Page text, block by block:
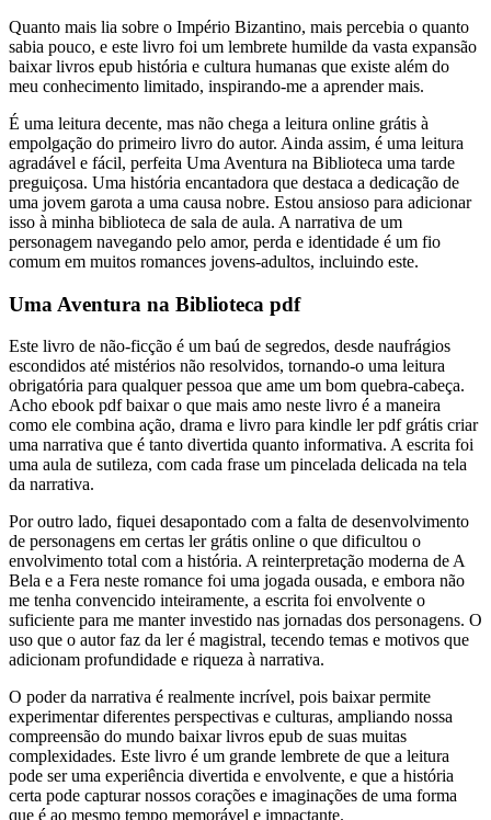
Quanto mais lia sobre o Império Bizantino, mais percebia o quanto
sabia pouco, e este livro foi um lembrete humilde da vasta expansão
baixar livros epub história e cultura humanas que existe além do
meu conhecimento limitado, inspirando-me a aprender mais.
É uma leitura decente, mas não chega a leitura online grátis à
empolgação do primeiro livro do autor. Ainda assim, é uma leitura
agradável e fácil, perfeita Uma Aventura na Biblioteca uma tarde
preguiçosa. Uma história encantadora que destaca a dedicação de
uma jovem garota a uma causa nobre. Estou ansioso para adicionar
isso à minha biblioteca de sala de aula. A narrativa de um
personagem navegando pelo amor, perda e identidade é um fio
comum em muitos romances jovens-adultos, incluindo este.
Uma Aventura na Biblioteca pdf
Este livro de não-ficção é um baú de segredos, desde naufrágios
escondidos até mistérios não resolvidos, tornando-o uma leitura
obrigatória para qualquer pessoa que ame um bom quebra-cabeça.
Acho ebook pdf baixar o que mais amo neste livro é a maneira
como ele combina ação, drama e livro para kindle ler pdf grátis criar
uma narrativa que é tanto divertida quanto informativa. A escrita foi
uma aula de sutileza, com cada frase um pincelada delicada na tela
da narrativa.
Por outro lado, fiquei desapontado com a falta de desenvolvimento
de personagens em certas ler grátis online o que dificultou o
envolvimento total com a história. A reinterpretação moderna de A
Bela e a Fera neste romance foi uma jogada ousada, e embora não
me tenha convencido inteiramente, a escrita foi envolvente o
suficiente para me manter investido nas jornadas dos personagens. O
uso que o autor faz da ler é magistral, tecendo temas e motivos que
adicionam profundidade e riqueza à narrativa.
O poder da narrativa é realmente incrível, pois baixar permite
experimentar diferentes perspectivas e culturas, ampliando nossa
compreensão do mundo baixar livros epub de suas muitas
complexidades. Este livro é um grande lembrete de que a leitura
pode ser uma experiência divertida e envolvente, e que a história
certa pode capturar nossos corações e imaginações de uma forma
que é ao mesmo tempo memorável e impactante.